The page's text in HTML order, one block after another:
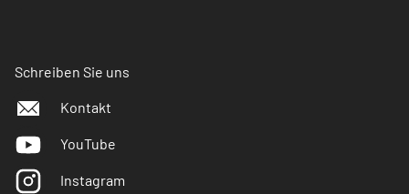
Schreiben Sie uns
Kontakt
YouTube
Instagram